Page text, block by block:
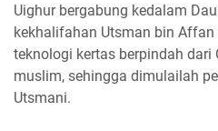
Uighur bergabung kedalam
kekhalifahan Utsman bin Affan
teknologi kertas berpindah dari
muslim, sehingga dimulailah
Utsmani.